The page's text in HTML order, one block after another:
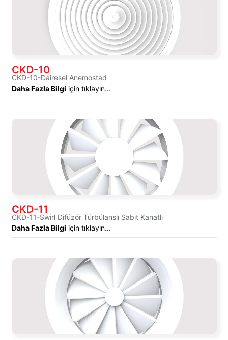
CKD-10
CKD-10-Dairesel Anemostad
Daha Fazla Bilgi için tıklayın...
CKD-11
CKD-11-Swirl Difüzör Türbülanslı Sabit Kanatlı
Daha Fazla Bilgi için tıklayın...